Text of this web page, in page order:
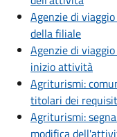
Agenzie di
della filiale
Agenzie di
inizio attività
Agriturismi:
titolari dei
Agriturismi:
modifica